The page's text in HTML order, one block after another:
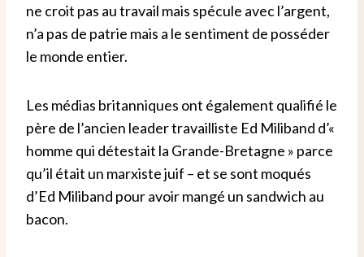
ne croit pas au travail mais spécule avec l’argent,
n’a pas de patrie mais a le sentiment de posséder
le monde entier.
Les médias britanniques ont également qualifié le
père de l’ancien leader travailliste Ed Miliband d’«
homme qui détestait la Grande-Bretagne » parce
qu’il était un marxiste juif – et se sont moqués
d’Ed Miliband pour avoir mangé un sandwich au
bacon.